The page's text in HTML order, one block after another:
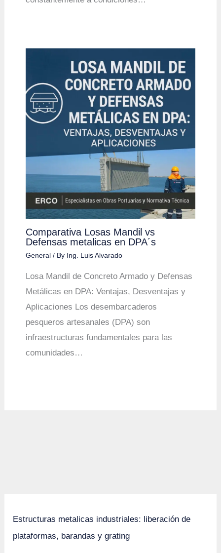
Comparativa Losas Mandil vs
Defensas metalicas en DPA´s
General/ By Ing. Luis Alvarado
Losa Mandil de Concreto Armado y Defensas
Metálicas en DPA: Ventajas, Desventajas y
Aplicaciones Los desembarcaderos
pesqueros artesanales (DPA) son
infraestructuras fundamentales para las
comunidades…
Estructuras metalicas industriales: liberación de
plataformas, barandas y grating